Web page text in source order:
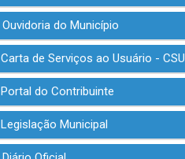
Ouvidoria do Município
Carta de Serviços ao Usuário - CSU
Portal do Contribuinte
Legislação Municipal